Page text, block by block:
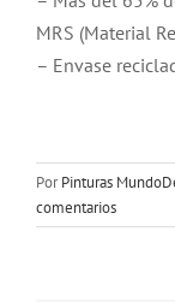
MRS (Material
– Envase
PorPinturas
comentarios